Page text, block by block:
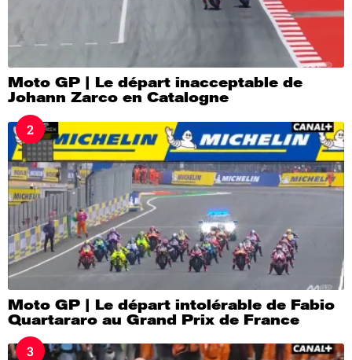
Moto GP | Le départ inacceptable de
Johann Zarco en Catalogne
2
Moto GP | Le départ intolérable de Fabio
Quartararo au Grand Prix de France
3